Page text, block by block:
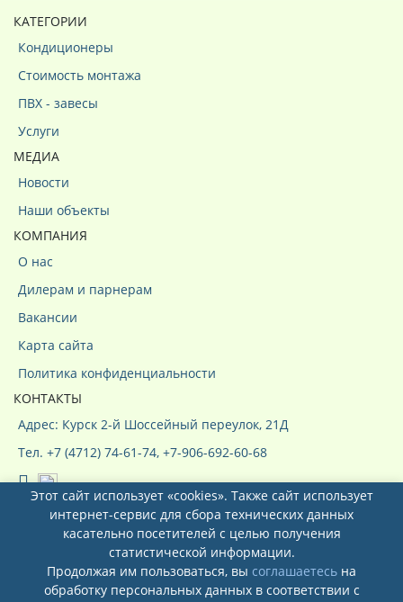
КАТЕГОРИИ
Кондиционеры
Стоимость монтажа
ПВХ - завесы
Услуги
МЕДИА
Новости
Наши объекты
КОМПАНИЯ
О нас
Дилерам и парнерам
Вакансии
Карта сайта
Политика конфиденциальности
КОНТАКТЫ
Адрес: Курск 2-й Шоссейный переулок, 21Д
Тел. +7 (4712) 74-61-74, +7-906-692-60-68
Системы кондиционирования ООО
"КурсКлимат"© 2026
Этот сайт использует «cookies». Также сайт использует
интернет-сервис для сбора технических данных
касательно посетителей с целью получения
статистической информации.
Продолжая им пользоваться, вы соглашаетесь на
обработку персональных данных в соответствии с